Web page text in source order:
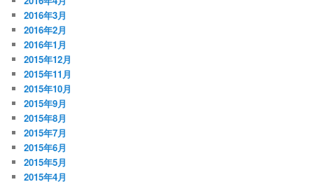
2016年3月
2016年2月
2016年1月
2015年12月
2015年11月
2015年10月
2015年9月
2015年8月
2015年7月
2015年6月
2015年5月
2015年4月